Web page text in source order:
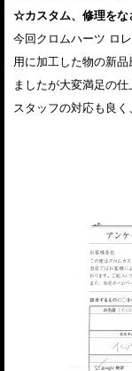
☆カスタム、修理をな
今回クロムハーツ ロ
用に加工した物の新
ましたが大変満足の仕
スタッフの対応も良く